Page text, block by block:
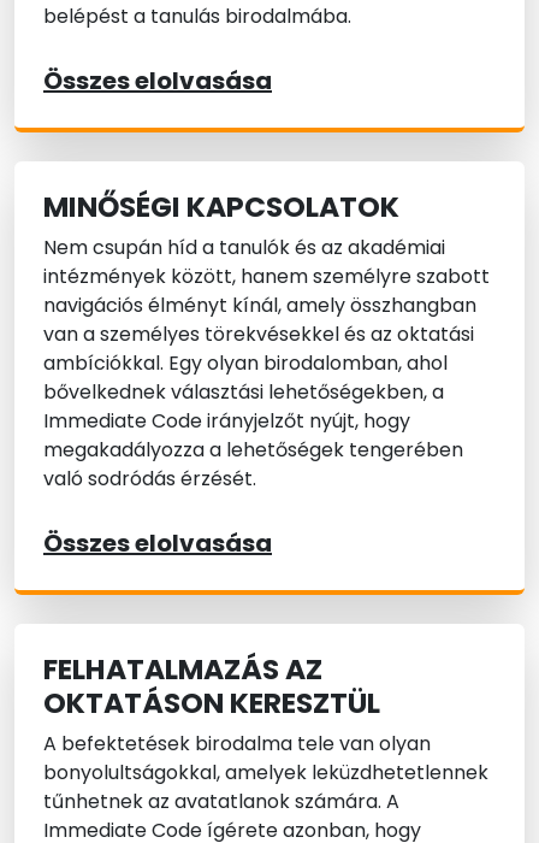
belépést a tanulás birodalmába.
Összes elolvasása
MINŐSÉGI KAPCSOLATOK
Nem csupán híd a tanulók és az akadémiai
intézmények között, hanem személyre szabott
navigációs élményt kínál, amely összhangban
van a személyes törekvésekkel és az oktatási
ambíciókkal. Egy olyan birodalomban, ahol
bővelkednek választási lehetőségekben, a
Immediate Code irányjelzőt nyújt, hogy
megakadályozza a lehetőségek tengerében
való sodródás érzését.
Összes elolvasása
FELHATALMAZÁS AZ
OKTATÁSON KERESZTÜL
A befektetések birodalma tele van olyan
bonyolultságokkal, amelyek leküzdhetetlennek
tűnhetnek az avatatlanok számára. A
Immediate Code ígérete azonban, hogy